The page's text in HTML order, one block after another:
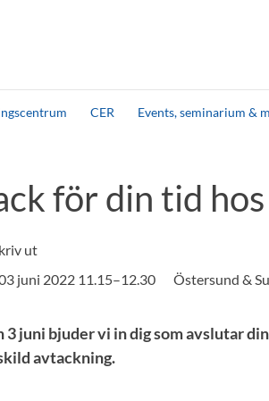
CER Events, seminarium &
testdataför din tid hos
ut
juni 2022 11.15–12.30
Östersund &
3 juni bjuder vi in dig som avslutar
avtackning.